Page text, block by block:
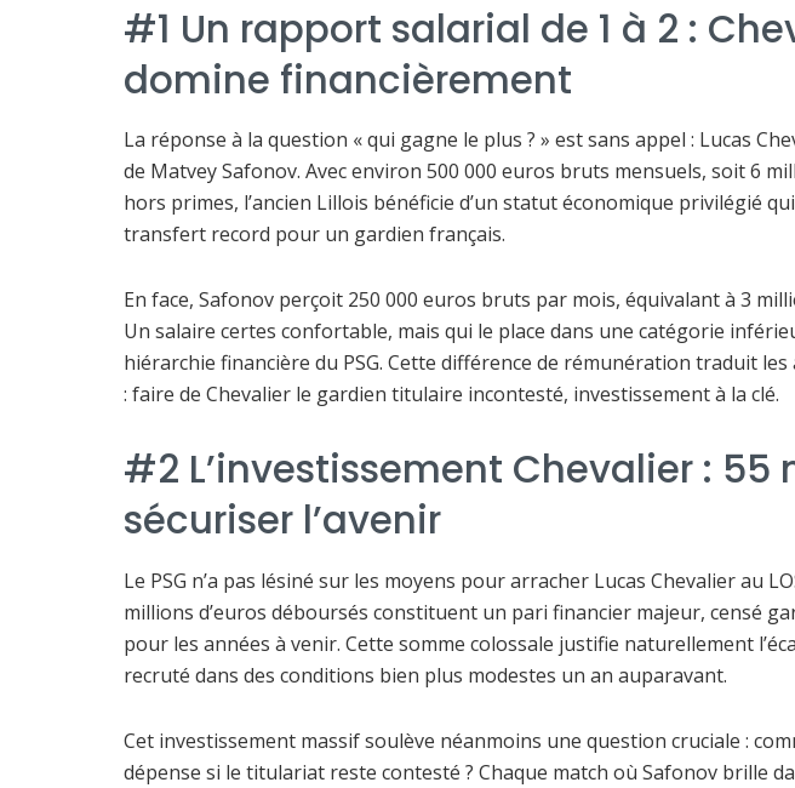
#1 Un rapport salarial de 1 à 2 :
domine financièrement
La réponse à la question « qui gagne le plus ? » est sans appel : Lucas
de Matvey Safonov. Avec environ 500 000 euros bruts mensuels, soit 6
hors primes, l’ancien Lillois bénéficie d’un statut économique privilégié
transfert record pour un gardien français.
En face, Safonov perçoit 250 000 euros bruts par mois, équivalant à 3
Un salaire certes confortable, mais qui le place dans une catégorie
hiérarchie financière du PSG. Cette différence de rémunération traduit
: faire de Chevalier le gardien titulaire incontesté, investissement à la clé.
#2 L’investissement Chevalier : 55
sécuriser l’avenir
Le PSG n’a pas lésiné sur les moyens pour arracher Lucas Chevalier au
millions d’euros déboursés constituent un pari financier majeur, censé
pour les années à venir. Cette somme colossale justifie naturellement
recruté dans des conditions bien plus modestes un an auparavant.
Cet investissement massif soulève néanmoins une question cruciale :
dépense si le titulariat reste contesté ? Chaque match où Safonov brille